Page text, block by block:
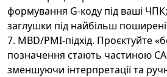
формування G-коду під ваші
заглушки під найбільш
MBD/PMI-підхід. Проєктуйте
позначення стають частиною
зменшуючи інтерпретації та